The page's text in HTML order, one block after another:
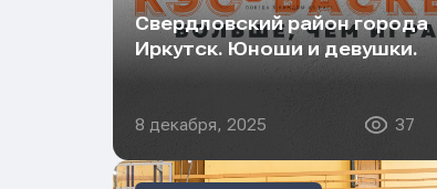
Свердловский район города
Иркутск. Юноши и девушки.
8 декабря, 2025 37